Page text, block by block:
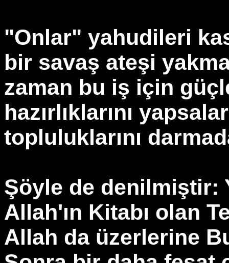
"Onlar" yahudileri
bir savaş ateşi
zaman bu iş için
hazırlıklarını
topluluklarını
Şöyle de denilmiştir:
Allah'ın Kitabı olan
Allah da üzerlerine